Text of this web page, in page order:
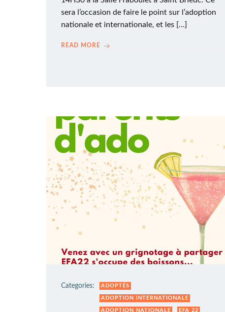
sera l’occasion de faire le point sur l’adoption
nationale et internationale, et les […]
READ MORE
Categories: ADOPTÉS
ADOPTION INTERNATIONALE
ADOPTION NATIONALE EFA 22